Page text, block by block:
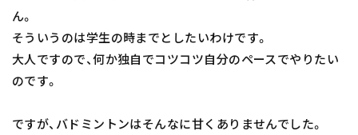
ん。
そういうのは学生の時までとしたいわけです。
大人ですので、何か独自でコツコツ自分のペースでやりたい
のです。
ですが、バドミントンはそんなに甘くありませんでした。